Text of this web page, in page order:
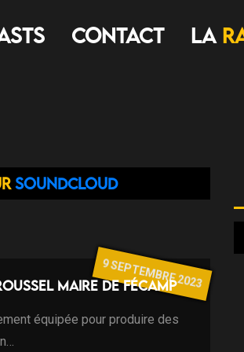
Contact LA
Soundcloud
9 SEPTEMBRE 2023
Maire de Fécamp
équipée pour produire des